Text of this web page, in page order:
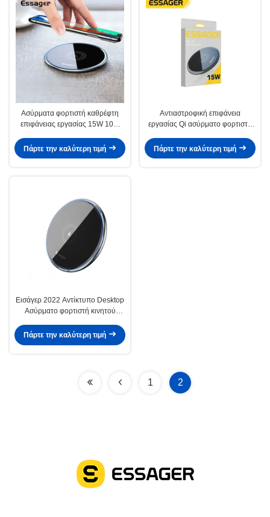
Ασύρματα φορτιστή καθρέφτη
επιφάνειας εργασίας 15W 10W
διεπαφής
Πάρτε την καλύτερη τιμή
Αντιαστροφική επιφάνεια
εργασίας Qi ασύρματο φορτιστή
καλώδιο τύπου-C
Πάρτε την καλύτερη τιμή
Εισάγερ 2022 Αντίκτυπο Desktop
Ασύρματο φορτιστή κινητού
φορτιστή 10W
Πάρτε την καλύτερη τιμή
1 2